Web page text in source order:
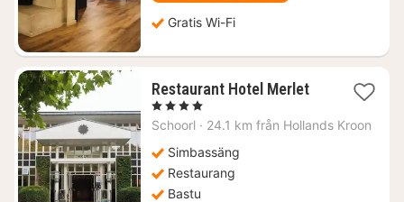
Gratis Wi-Fi
Restaurant Hotel Merlet1
från
, 4 Stjärnor
Schoorl · 24.1 km från Hollands Kroon
Simbassäng
Restaurang
Bastu